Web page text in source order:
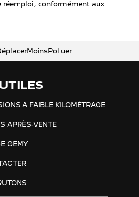
réemploi, conformément aux
A FAIBLE KILOMÈTRAGE
APRÈS-VENTE
GEMY